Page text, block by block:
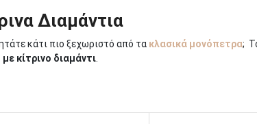
Διαμάντια
κάτι πιο ξεχωριστό από τα κλασικά μονόπετρα;
κίτρινο διαμάντι
χαρούμενο, το κίτρινο διαμάντι συμβολίζει την